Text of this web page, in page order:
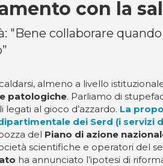
con la
"Bene collaborare
almeno a livello
patologiche. Parliamo di
al gioco d’azzardo. La
dei Serd (i servizi
del Piano di azione
scientifiche e operatori del
ha annunciato l’ipotesi di